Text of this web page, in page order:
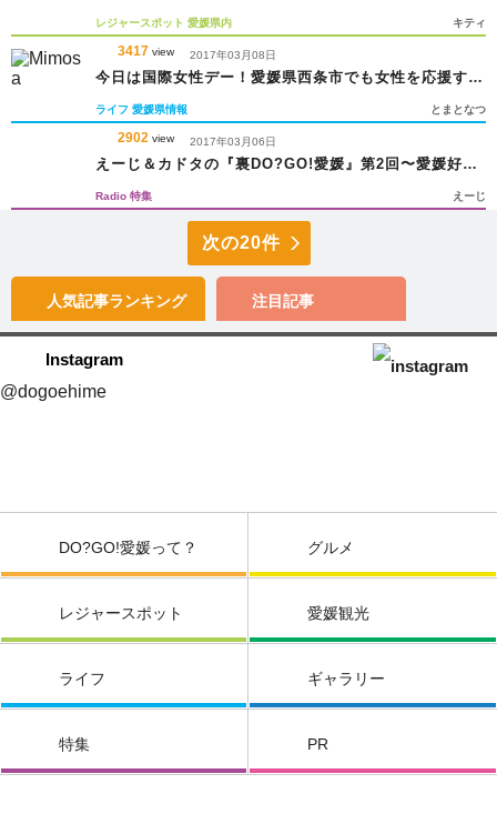
レジャースポット 愛媛県内 キティ
3417 view 2017年03月08日
今日は国際女性デー！愛媛県西条市でも女性を応援する
ライフ 愛媛県情報 とまとなつ
2902 view 2017年03月06日
えーじ＆カドタの『裏DO?GO!愛媛』第2回〜愛媛好
Radio 特集 えーじ
次の20件
人気記事ランキング 注目記事
Instagram
@dogoehime
DO?GO!愛媛って？ グルメ
レジャースポット 愛媛観光
ライフ ギャラリー
特集 PR